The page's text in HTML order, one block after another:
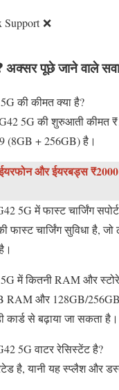
Support ❌
अक्सर पूछे जाने वाले
की कीमत क्या है?
5G की शुरुआती कीमत
(8GB + 256GB) है।
और ईयरबड्स
5G में फास्ट चार्जिंग
फास्ट चार्जिंग सुविधा है,
में कितनी RAM और
RAM और 128GB/
कार्ड से बढ़ाया जा सकता है।
5G वाटर रेसिस्टेंट है?
है, यानी यह स्प्लैश और